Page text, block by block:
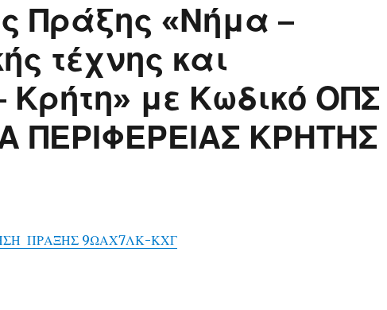
Πράξης «Νήμα –
τέχνης και
Κρήτη» με Κωδικό ΟΠΣ
ΠΕΡΙΦΕΡΕΙΑΣ ΚΡΗΤΗΣ
ΠΡΑΞΗΣ 9ΩΑΧ7ΛΚ-ΚΧΓ